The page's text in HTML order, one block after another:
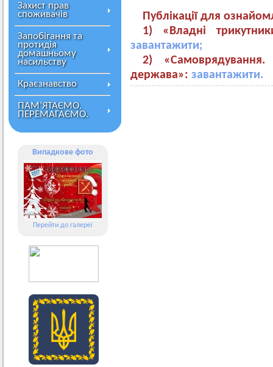
Захист прав
споживачів
Запобігання та
протидія
домашньому
насильству
Краєзнавство
ПАМ’ЯТАЄМО.
ПЕРЕМАГАЄМО.
Випадкове фото
Перейти до галереї
Публікації для
1) «Владні
завантажити;
2) «Самоврядування.
держава»: завантажити.